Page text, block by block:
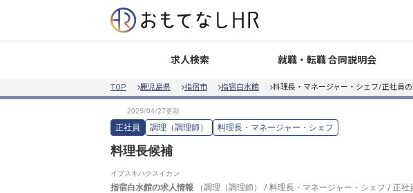
求人検索 就職・転職 合同説明会
TOP 鹿児島県 指宿市 指宿白水館 料理長・マネージャー・シェフ/正社員
正社員 調理（調理師） 料理長・マネージャー・シェフ
料理長候補
イブスキハクスイカン
指宿白水館の求人情報 （調理（調理師） / 料理長・マネージャー・シェフ / 正社